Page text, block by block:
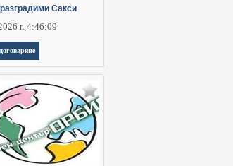
Сакси
г. 4:46:09